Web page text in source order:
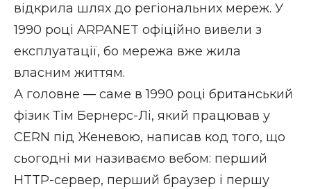
відкрила шлях до регіональних мереж. У
1990 році ARPANET офіційно вивели з
експлуатації, бо мережа вже жила
власним життям.
А головне — саме в 1990 році британський
фізик Тім Бернерс-Лі, який працював у
CERN під Женевою, написав код того, що
сьогодні ми називаємо вебом: перший
HTTP-сервер, перший браузер і першу